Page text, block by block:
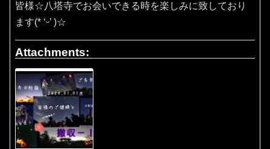
皆様☆八塔寺でお会いできる時を楽しみに致しており
ます(* ‘ᵕ’ )☆
Attachments: